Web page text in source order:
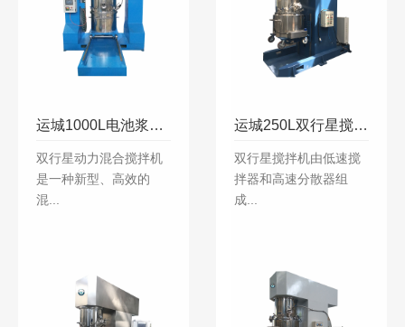
运城1000L电池浆料搅拌机
双行星动力混合搅拌机
是一种新型、高效的
混...
运城250L双行星搅拌机
双行星搅拌机由低速搅
拌器和高速分散器组
成...